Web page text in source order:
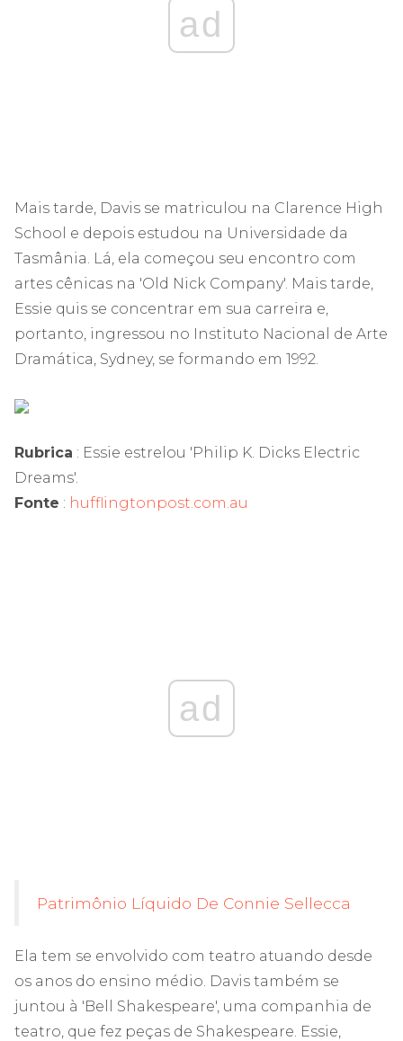
ad
Mais tarde, Davis se matriculou na Clarence High
School e depois estudou na Universidade da
Tasmânia. Lá, ela começou seu encontro com
artes cênicas na 'Old Nick Company'. Mais tarde,
Essie quis se concentrar em sua carreira e,
portanto, ingressou no Instituto Nacional de Arte
Dramática, Sydney, se formando em 1992.
Rubrica : Essie estrelou 'Philip K. Dicks Electric
Dreams'.
Fonte : hufflingtonpost.com.au
ad
Patrimônio Líquido De Connie Sellecca
Ela tem se envolvido com teatro atuando desde
os anos do ensino médio. Davis também se
juntou à 'Bell Shakespeare', uma companhia de
teatro, que fez peças de Shakespeare. Essie,